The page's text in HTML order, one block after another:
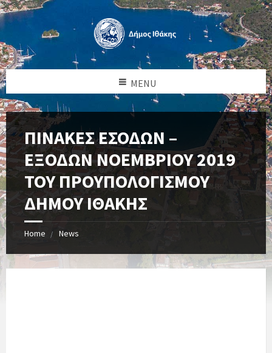
MENU
ΠΙΝΑΚEΣ ΕΣΟΔΩΝ –
ΕΞΟΔΩΝ ΝΟΕΜΒΡΙΟΥ 2019
ΤΟΥ ΠΡΟΥΠΟΛΟΓΙΣΜΟΥ
ΔΗΜΟΥ ΙΘΑΚΗΣ
Home News